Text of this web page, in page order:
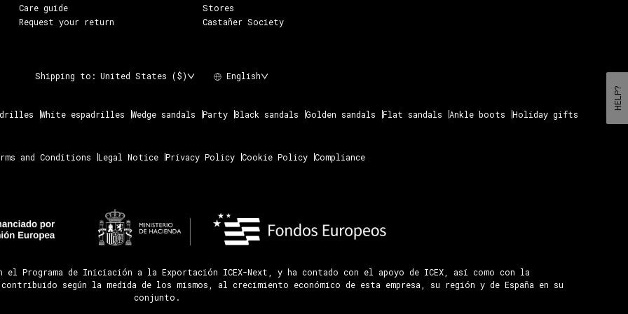
Care guide
Request your return
Stores
Castañer Society
Shipping to: United States ($) English
White espadrilles Wedge sandals Party Black sandals Golden sandals Flat sandals Ankle boots Holiday gifts
and Conditions Legal Notice Privacy Policy Cookie Policy Compliance
Programa de Iniciación a la Exportación ICEX-Next, y ha contado con el apoyo de ICEX, así como con la
contribuido según la medida de los mismos, al crecimiento económico de esta empresa, su región y de España en su
conjunto.
HELP?